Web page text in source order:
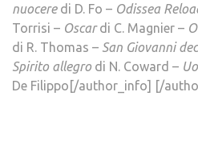
nuoceredi D. Fo – Odissea
Torrisi – Oscardi C. Magnier –
di R. Thomas – San Giovanni
Spirito allegro di N. Coward –
De Filippo[/author_info] [/